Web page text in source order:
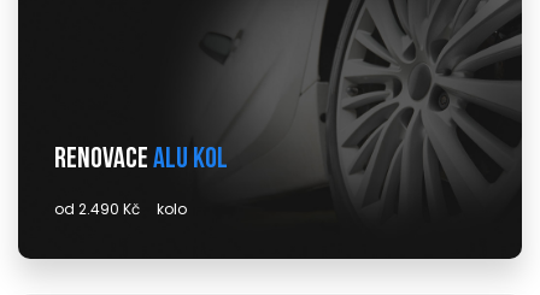
Renovace alu kol
od 2.490 Kč kolo